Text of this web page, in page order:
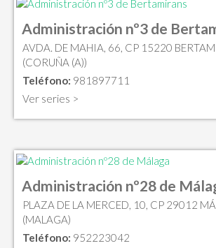
Administración nº3 de
AVDA. DE MAHIA, 66, CP 15220
(CORUÑA (A))
Teléfono: 981897711
Ver series >
Administración nº28 de
PLAZA DE LA MERCED, 10, CP 29012
(MALAGA)
Teléfono: 952223042